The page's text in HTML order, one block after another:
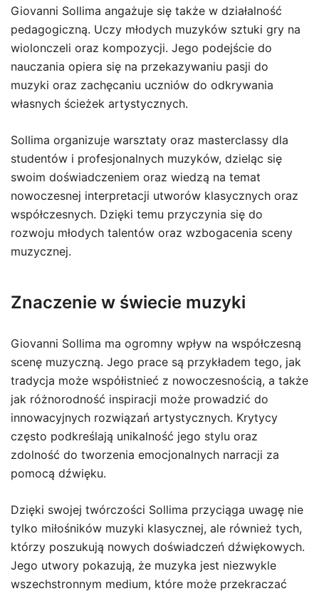
Giovanni Sollima angażuje się także w działalność
pedagogiczną. Uczy młodych muzyków sztuki gry na
wiolonczeli oraz kompozycji. Jego podejście do
nauczania opiera się na przekazywaniu pasji do
muzyki oraz zachęcaniu uczniów do odkrywania
własnych ścieżek artystycznych.
Sollima organizuje warsztaty oraz masterclassy dla
studentów i profesjonalnych muzyków, dzieląc się
swoim doświadczeniem oraz wiedzą na temat
nowoczesnej interpretacji utworów klasycznych oraz
współczesnych. Dzięki temu przyczynia się do
rozwoju młodych talentów oraz wzbogacenia sceny
muzycznej.
Znaczenie w świecie muzyki
Giovanni Sollima ma ogromny wpływ na współczesną
scenę muzyczną. Jego prace są przykładem tego, jak
tradycja może współistnieć z nowoczesnością, a także
jak różnorodność inspiracji może prowadzić do
innowacyjnych rozwiązań artystycznych. Krytycy
często podkreślają unikalność jego stylu oraz
zdolność do tworzenia emocjonalnych narracji za
pomocą dźwięku.
Dzięki swojej twórczości Sollima przyciąga uwagę nie
tylko miłośników muzyki klasycznej, ale również tych,
którzy poszukują nowych doświadczeń dźwiękowych.
Jego utwory pokazują, że muzyka jest niezwykle
wszechstronnym medium, które może przekraczać